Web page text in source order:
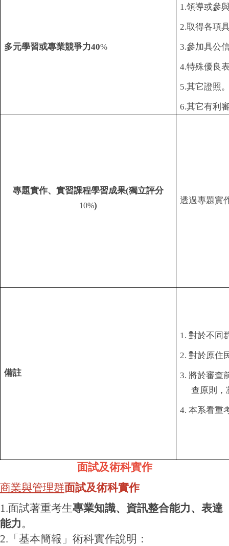
多元學習或專業競爭力40%
1.領導或參
2.取得各項
3.參加具公
4.特殊優良
5.其它證照
6.其它有利
專題實作、實習課程學習成果(獨立評分
10%)
透過專題實
備註
1. 對於不同
2. 對於原住
3. 將於審查
查原則，
4. 本系看重
面試及術科實作
商業與管理群面試及術科實作
1.面試著重考生專業知識、資訊整合能力、表達
能力。
2.「基本簡報」術科實作說明：